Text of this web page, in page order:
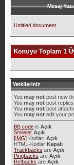
Mesaj
Untitled document
Konuyu Toplam 1
Yetkileriniz
You may notpost new
You may notpost replies
You may notpost
You may notedit your
BB codeis Açık
Smileler Açık
[IMG]Kodları Açık
HTML-KodlarıKapalı
Trackbacks are Açık
Pingbacks are Açık
Refbacks are Açık